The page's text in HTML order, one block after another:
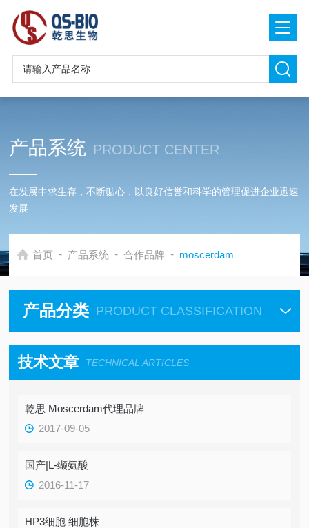
产品系统 PRODUCT CENTER
在发展中求生存，不断贴心，以良好信誉和科学的管理促进企业迅速
发展
首页 - 产品系统 - 合作品牌 - moscerdam
产品分类 PRODUCT CLASSIFICATION
技术文章 TECHNICAL ARTICLES
乾思 Moscerdam代理品牌
2017-09-05
国产|L-缬氨酸
2016-11-17
HP3细胞 细胞株